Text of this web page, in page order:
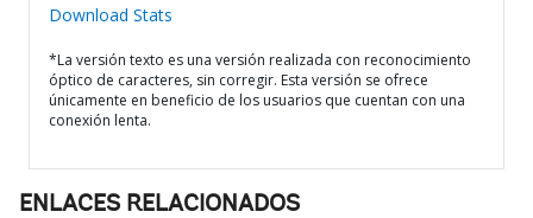
Download Stats
*La versión texto es una versión realizada con reconocimiento
óptico de caracteres, sin corregir. Esta versión se ofrece
únicamente en beneficio de los usuarios que cuentan con una
conexión lenta.
ENLACES RELACIONADOS